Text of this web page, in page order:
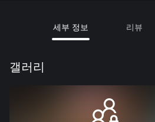
세부 정보 리뷰
갤러리